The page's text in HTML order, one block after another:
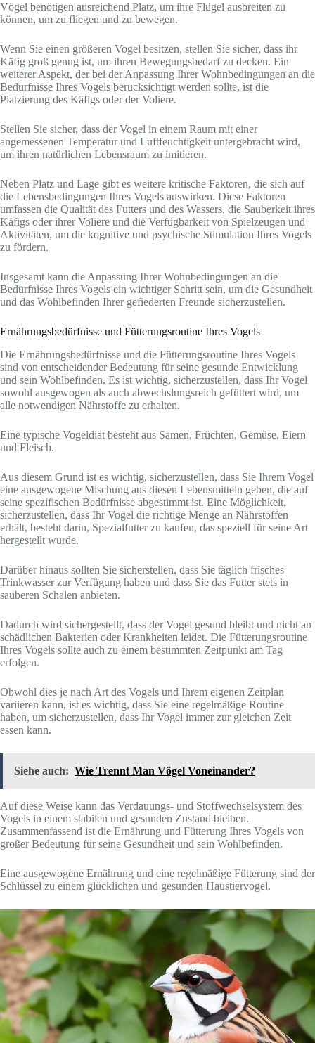
Vögel benötigen ausreichend Platz, um ihre Flügel ausbreiten zu
können, um zu fliegen und zu bewegen.
Wenn Sie einen größeren Vogel besitzen, stellen Sie sicher, dass ihr
Käfig groß genug ist, um ihren Bewegungsbedarf zu decken. Ein
weiterer Aspekt, der bei der Anpassung Ihrer Wohnbedingungen an die
Bedürfnisse Ihres Vogels berücksichtigt werden sollte, ist die
Platzierung des Käfigs oder der Voliere.
Stellen Sie sicher, dass der Vogel in einem Raum mit einer
angemessenen Temperatur und Luftfeuchtigkeit untergebracht wird,
um ihren natürlichen Lebensraum zu imitieren.
Neben Platz und Lage gibt es weitere kritische Faktoren, die sich auf
die Lebensbedingungen Ihres Vogels auswirken. Diese Faktoren
umfassen die Qualität des Futters und des Wassers, die Sauberkeit ihres
Käfigs oder ihrer Voliere und die Verfügbarkeit von Spielzeugen und
Aktivitäten, um die kognitive und psychische Stimulation Ihres Vogels
zu fördern.
Insgesamt kann die Anpassung Ihrer Wohnbedingungen an die
Bedürfnisse Ihres Vogels ein wichtiger Schritt sein, um die Gesundheit
und das Wohlbefinden Ihrer gefiederten Freunde sicherzustellen.
Ernährungsbedürfnisse und Fütterungsroutine Ihres Vogels
Die Ernährungsbedürfnisse und die Fütterungsroutine Ihres Vogels
sind von entscheidender Bedeutung für seine gesunde Entwicklung
und sein Wohlbefinden. Es ist wichtig, sicherzustellen, dass Ihr Vogel
sowohl ausgewogen als auch abwechslungsreich gefüttert wird, um
alle notwendigen Nährstoffe zu erhalten.
Eine typische Vogeldiät besteht aus Samen, Früchten, Gemüse, Eiern
und Fleisch.
Aus diesem Grund ist es wichtig, sicherzustellen, dass Sie Ihrem Vogel
eine ausgewogene Mischung aus diesen Lebensmitteln geben, die auf
seine spezifischen Bedürfnisse abgestimmt ist. Eine Möglichkeit,
sicherzustellen, dass Ihr Vogel die richtige Menge an Nährstoffen
erhält, besteht darin, Spezialfutter zu kaufen, das speziell für seine Art
hergestellt wurde.
Darüber hinaus sollten Sie sicherstellen, dass Sie täglich frisches
Trinkwasser zur Verfügung haben und dass Sie das Futter stets in
sauberen Schalen anbieten.
Dadurch wird sichergestellt, dass der Vogel gesund bleibt und nicht an
schädlichen Bakterien oder Krankheiten leidet. Die Fütterungsroutine
Ihres Vogels sollte auch zu einem bestimmten Zeitpunkt am Tag
erfolgen.
Obwohl dies je nach Art des Vogels und Ihrem eigenen Zeitplan
variieren kann, ist es wichtig, dass Sie eine regelmäßige Routine
haben, um sicherzustellen, dass Ihr Vogel immer zur gleichen Zeit
essen kann.
Siehe auch: Wie Trennt Man Vögel Voneinander?
Auf diese Weise kann das Verdauungs- und Stoffwechselsystem des
Vogels in einem stabilen und gesunden Zustand bleiben.
Zusammenfassend ist die Ernährung und Fütterung Ihres Vogels von
großer Bedeutung für seine Gesundheit und sein Wohlbefinden.
Eine ausgewogene Ernährung und eine regelmäßige Fütterung sind der
Schlüssel zu einem glücklichen und gesunden Haustiervogel.